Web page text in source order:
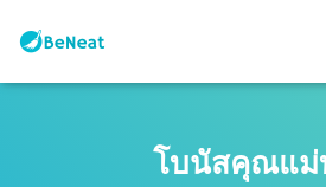
โบนัสคุณแม่